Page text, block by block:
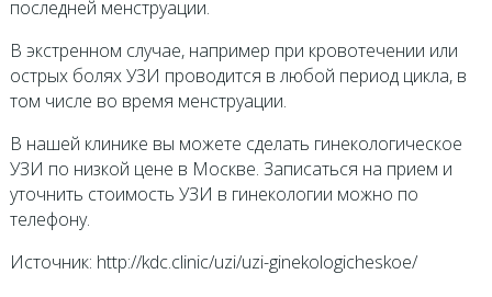
последней менструации.
В экстренном случае, например при кровотечении или
острых болях УЗИ проводится в любой период цикла, в
том числе во время менструации.
В нашей клинике вы можете сделать гинекологическое
УЗИ по низкой цене в Москве. Записаться на прием и
уточнить стоимость УЗИ в гинекологии можно по
телефону.
Источник: http://kdc.clinic/uzi/uzi-ginekologicheskoe/